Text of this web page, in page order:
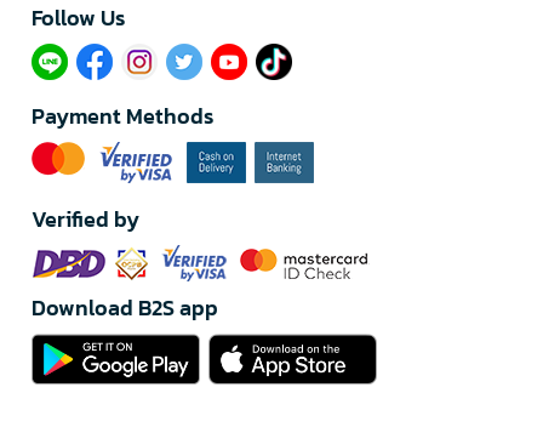
Follow Us​
Payment Methods
Verified by
Download B2S app